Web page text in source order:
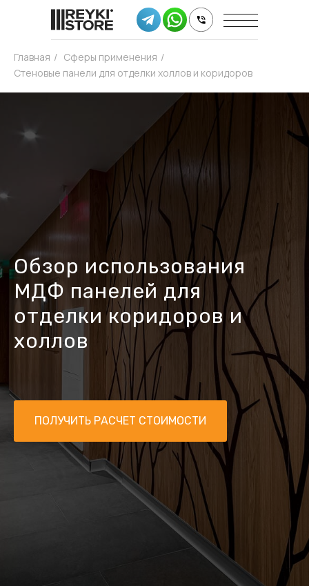
Главная / Сферы применения /
Стеновые панели для отделки холлов и коридоров
Обзор использования
МДФ панелей для
отделки коридоров и
холлов
ПОЛУЧИТЬ РАСЧЕТ СТОИМОСТИ